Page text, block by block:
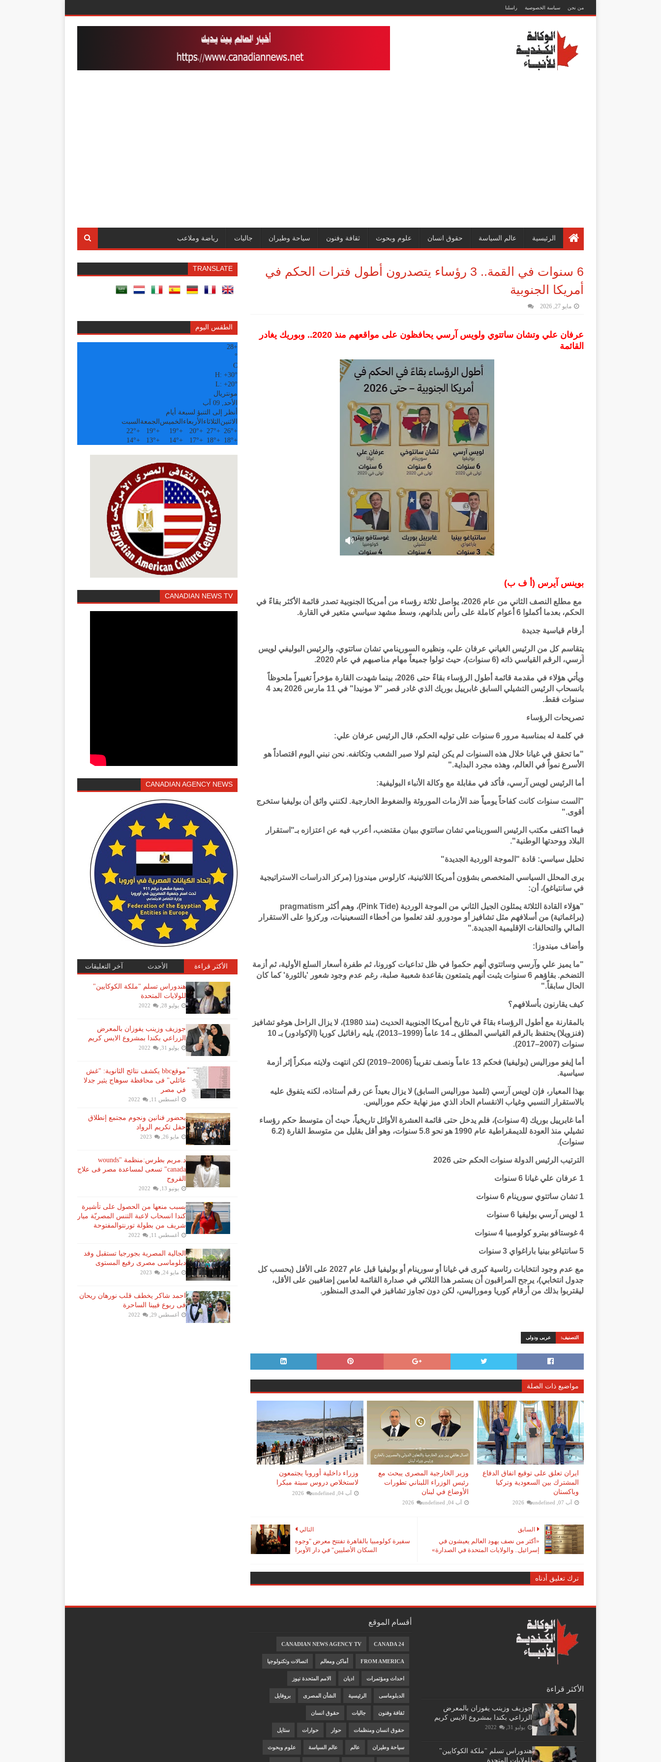
من نحن سياسة الخصوصية راسلنا
الرئيسية عالم السياسة حقوق انسان علوم وبحوث ثقافة وفنون سياحة وطيران جاليات رياضة وملاعب
6 سنوات في القمة.. 3 رؤساء يتصدرون أطول فترات الحكم في
أمريكا الجنوبية
مايو 27, 2026
عرفان علي وتشان ساتتوي ولويس آرسي يحافظون على مواقعهم منذ 2020.. وبوريك يغادر
القائمة
بوينس آيرس (أ ف ب)
مع مطلع النصف الثاني من عام 2026، يواصل ثلاثة رؤساء من أمريكا الجنوبية تصدر قائمة الأكثر بقاءً في
الحكم، بعدما أكملوا 6 أعوام كاملة على رأس بلدانهم، وسط مشهد سياسي متغير في القارة.
أرقام قياسية جديدة
يتقاسم كل من الرئيس الغياني عرفان علي، ونظيره السورينامي تشان ساتتوي، والرئيس البوليفي لويس
آرسي، الرقم القياسي ذاته (6 سنوات)، حيث تولوا جميعاً مهام مناصبهم في عام 2020.
ويأتي هؤلاء في مقدمة قائمة أطول الرؤساء بقاءً حتى 2026، بينما شهدت القارة مؤخراً تغييراً ملحوظاً
بانسحاب الرئيس التشيلي السابق غابرييل بوريك الذي غادر قصر "لا مونيدا" في 11 مارس 2026 بعد 4
سنوات فقط.
تصريحات الرؤساء
في كلمة له بمناسبة مرور 6 سنوات على توليه الحكم، قال الرئيس عرفان علي:
"ما تحقق في غيانا خلال هذه السنوات لم يكن ليتم لولا صبر الشعب وتكاتفه. نحن نبني اليوم اقتصاداً هو
الأسرع نمواً في العالم، وهذه مجرد البداية."
أما الرئيس لويس آرسي، فأكد في مقابلة مع وكالة الأنباء البوليفية:
"الست سنوات كانت كفاحاً يومياً ضد الأزمات الموروثة والضغوط الخارجية. لكنني واثق أن بوليفيا ستخرج
أقوى."
فيما اكتفى مكتب الرئيس السورينامي تشان ساتتوي ببيان مقتضب، أعرب فيه عن اعتزازه بـ"استقرار
البلاد ووحدتها الوطنية".
تحليل سياسي: قادة "الموجة الوردية الجديدة"
يرى المحلل السياسي المتخصص بشؤون أمريكا اللاتينية، كارلوس ميندوزا (مركز الدراسات الاستراتيجية
في سانتياغو)، أن:
"هؤلاء القادة الثلاثة يمثلون الجيل الثاني من الموجة الوردية (Pink Tide)، وهم أكثر pragmatism
(براغماتية) من أسلافهم مثل تشافيز أو مودورو. لقد تعلموا من أخطاء التسعينيات، وركزوا على الاستقرار
المالي والتحالفات الإقليمية الجديدة."
وأضاف ميندوزا:
"ما يميز علي وآرسي وساتتوي أنهم حكموا في ظل تداعيات كورونا، ثم طفرة أسعار السلع الأولية، ثم أزمة
التضخم. بقاؤهم 6 سنوات يثبت أنهم يتمتعون بقاعدة شعبية صلبة، رغم عدم وجود شعور 'بالثورة' كما كان
الحال سابقاً."
كيف يقارنون بأسلافهم؟
بالمقارنة مع أطول الرؤساء بقاءً في تاريخ أمريكا الجنوبية الحديث (منذ 1980)، لا يزال الراحل هوغو تشافيز
(فنزويلا) يحتفظ بالرقم القياسي المطلق بـ 14 عاماً (1999–2013)، يليه رافائيل كوريا (الإكوادور) بـ 10
سنوات (2007–2017).
أما إيفو موراليس (بوليفيا) فحكم 13 عاماً ونصف تقريباً (2006–2019) لكن انتهت ولايته مبكراً إثر أزمة
سياسية.
بهذا المعيار، فإن لويس آرسي (تلميذ موراليس السابق) لا يزال بعيداً عن رقم أستاذه، لكنه يتفوق عليه
بالاستقرار النسبي وغياب الانقسام الحاد الذي ميز نهاية حكم موراليس.
أما غابرييل بوريك (4 سنوات)، فلم يدخل حتى قائمة العشرة الأوائل تاريخياً، حيث أن متوسط حكم رؤساء
تشيلي منذ العودة للديمقراطية عام 1990 هو نحو 5.8 سنوات، وهو أقل بقليل من متوسط القارة (6.2
سنوات).
الترتيب الرئيس الدولة سنوات الحكم حتى 2026
1 عرفان علي غيانا 6 سنوات
1 تشان ساتتوي سورينام 6 سنوات
1 لويس آرسي بوليفيا 6 سنوات
4 غوستافو بيترو كولومبيا 4 سنوات
5 سانتياغو بينيا باراغواي 3 سنوات
مع عدم وجود انتخابات رئاسية كبرى في غيانا أو سورينام أو بوليفيا قبل عام 2027 على الأقل (بحسب كل
جدول انتخابي)، يرجح المراقبون أن يستمر هذا الثلاثي في صدارة القائمة لعامين إضافيين على الأقل،
ليقتربوا بذلك من أرقام كوريا وموراليس، لكن دون تجاوز تشافيز في المدى المنظور.
التصنيف: عربى ودولى
مواضيع ذات الصلة
ايران تعلق على توقيع اتفاق الدفاع
المشترك بين السعودية وتركيا
وباكستان
آب 07, 2026 undefined
وزير الخارجية المصرى يبحث مع
رئيس الوزراء اللبناني تطورات
الأوضاع في لبنان
آب 04, 2026 undefined
وزراء داخلية أوروبا يجتمعون
لاستخلاص دروس سبتة مبكرا
آب 04, 2026 undefined
التالي
سفيرة كولومبيا بالقاهرة تفتتح معرض "وجوه
السكان الأصليين" في دار الأوبرا
السابق
«أكثر من نصف يهود العالم يعيشون في
إسرائيل.. والولايات المتحدة في الصدارة»
ترك تعليق أدناه
TRANSLATE
الطقس اليوم
+
28
°
C
H: +30°
L: +20°
مونتريال
الأحد, 09 آب
أنظر إلى التنبؤ لسبعة أيام
الاثنين الثلاثاء الأربعاء الخميس الجمعة السبت
+
26°
+
27°
+
20°
+
19°
+
19°
+
22°
+
18°
+
18°
+
17°
+
14°
+
13°
+
14°
CANADIAN NEWS TV
CANADIAN AGENCY NEWS
الأكثر قراءة الأحدث آخر التعليقات
هندوراس تسلم "ملكة الكوكايين"
للولايات المتحدة
يوليو 28, 2022
جوزيف وزينب يفوزان بالمعرض
الزراعي بكندا بمشروع الايس كريم
يوليو 31, 2022
موقعbbc يكشف نتائج الثانوية: "غش
عائلي" فى محافظة سوهاج يثير جدلا
في مصر
أغسطس 11, 2022
بحضور فنانين ونجوم مجتمع إنطلاق
حفل تكريم الرواد
مايو 26, 2023
د.مريم بطرس:منظمة "wounds
canada" تسعى لمساعدة مصر فى علاج
القروح
يونيو 13, 2022
بسبب منعها من الحصول على تأشيرة
كندا انسحاب لاعبة ​التنس​ المصريّة ​ميار
شريف​ من بطولة ​تورنتو​المفتوحة
أغسطس 11, 2022
الجالية المصرية بجورجيا تستقبل وفد
دبلوماسى مصرى رفيع المستوى
مايو 24, 2023
احمد شاكر يخطف قلب نورهان ريحان
فى ربوع فيينا الساحرة
أغسطس 29, 2022
الأكثر قراءة
جوزيف وزينب يفوزان بالمعرض
الزراعي بكندا بمشروع الايس كريم
يوليو 31, 2022
هندوراس تسلم "ملكة الكوكايين"
للولايات المتحدة
أقسام الموقع
CANADA 24
CANADIAN NEWS AGENCY TV
FROM AMERICA أماكن ومعالم اتصالات وتكنولوجيا
احداث ومؤتمرات اديان الامم المتحدة نيوز
الدبلوماسى الرئيسية الشأن المصرى بروفايل
ثقافة وفنون جاليات حقوق انسان
حقوق انسان ومنظمات حوار حوارات ستايل
سياحة وطيران عالم عالم السياسة علوم وبحوث